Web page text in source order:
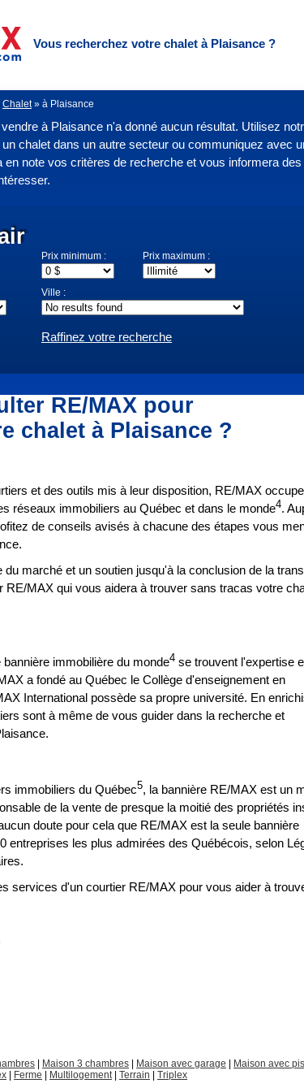
Vous recherchez votre chalet à Plaisance ?
Chalet» à Plaisance
à Plaisance n'a donné aucun résultat. Utilisez
chalet dans un autre secteur ou communiquez avec
en note vos critères de recherche et vous informera des
Prix minimum : Prix maximum :
Ville :
Raffinez votre recherche
RE/MAX pour
chalet à Plaisance ?
et des outils mis à leur disposition, RE/MAX
réseaux immobiliers au Québec et dans le monde4.
de conseils avisés à chacune des étapes vous
marché et un soutien jusqu'à la conclusion de la
RE/MAX qui vous aidera à trouver sans tracas votre
immobilière du monde4 se trouvent l'expertise
a fondé au Québec le Collège d'enseignement en
International possède sa propre université. En
sont à même de vous guider dans la recherche et
immobiliers du Québec5, la bannière RE/MAX est un
de la vente de presque la moitié des propriétés
doute pour cela que RE/MAX est la seule bannière
entreprises les plus admirées des Québécois, selon
services d'un courtier RE/MAX pour vous aider à
Maison 3 chambres Maison avec garage Maison avec
Ferme Multilogement| Terrain Triplex